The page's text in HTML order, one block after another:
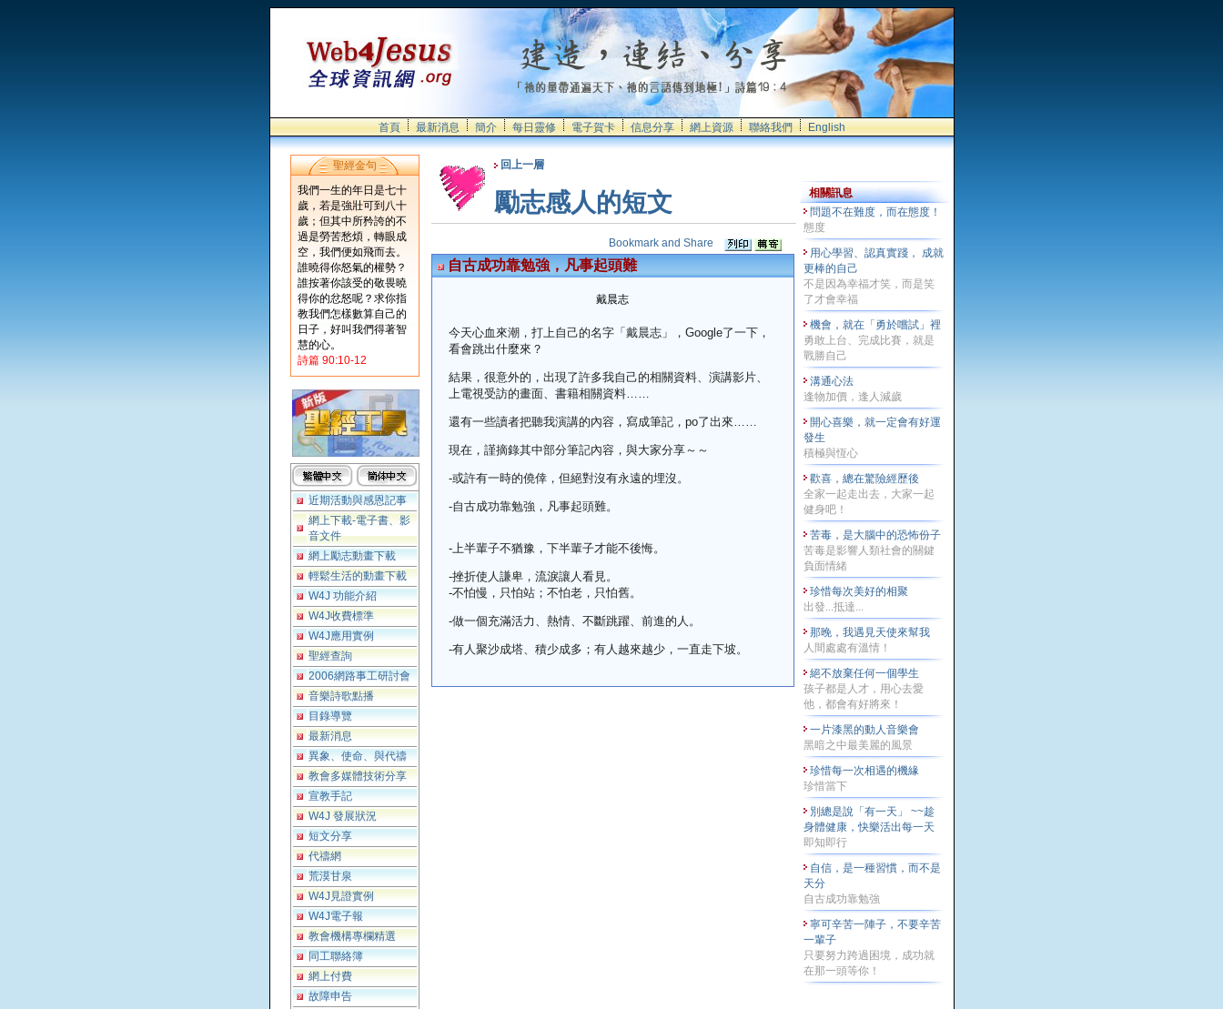
首頁 最新消息 簡介 每日靈修 電子賀卡 信息分享 網上資源 聯絡我們 English
聖經金句
我們一生的年日是七十
歲，若是強壯可到八十
歲；但其中所矜誇的不
過是勞苦愁煩，轉眼成
空，我們便如飛而去。
誰曉得你怒氣的權勢？
誰按著你該受的敬畏曉
得你的忿怒呢？求你指
教我們怎樣數算自己的
日子，好叫我們得著智
慧的心。
詩篇 90:10-12
近期活動與感恩記事
網上下載-電子書、影
音文件
網上勵志動畫下載
輕鬆生活的動畫下載
W4J 功能介紹
W4J收費標準
W4J應用實例
聖經查詢
2006網路事工研討會
音樂詩歌點播
目錄導覽
最新消息
異象、使命、與代禱
教會多媒體技術分享
宣教手記
W4J 發展狀況
短文分享
代禱網
荒漠甘泉
W4J見證實例
W4J電子報
教會機構專欄精選
同工聯絡簿
網上付費
故障申告
回上一層
勵志感人的短文
自古成功靠勉強，凡事起頭難
戴晨志
今天心血來潮，打上自己的名字「戴晨志」， Google了一下，
看會跳出什麼來？
結果，很意外的，出現了許多我自己的相關資料、演講影片、
上電視受訪的畫面、書籍相關資料……
還有一些讀者把聽我演講的內容，寫成筆記， po了出來……
現在，謹摘錄其中部分筆記內容，與大家分享～～
-或許有一時的僥倖，但絕對沒有永遠的埋沒。
-自古成功靠勉強，凡事起頭難。
-上半輩子不猶豫，下半輩子才能不後悔。
-挫折使人謙卑，流淚讓人看見。
-不怕慢，只怕站；不怕老，只怕舊。
-做一個充滿活力、熱情、不斷跳躍、前進的人。
-有人聚沙成塔、積少成多；有人越來越少，一直走下坡。
相關訊息
問題不在難度，而在態度！
態度
用心學習、認真實踐， 成就
更棒的自己
不是因為幸福才笑，而是笑
了才會幸福
機會，就在「勇於嚐試」裡
勇敢上台、完成比賽，就是
戰勝自己
溝通心法
逢物加價，逢人減歲
開心喜樂，就一定會有好運
發生
積極與恆心
歡喜，總在驚險經歷後
全家一起走出去，大家一起
健身吧！
苦毒，是大腦中的恐怖份子
苦毒是影響人類社會的關鍵
負面情緒
珍惜每次美好的相聚
出發...抵達...
那晚，我遇見天使來幫我
人間處處有溫情！
絕不放棄任何一個學生
孩子都是人才，用心去愛
他，都會有好將來！
一片漆黑的動人音樂會
黑暗之中最美麗的風景
珍惜每一次相遇的機緣
珍惜當下
別總是說「有一天」 ~~趁
身體健康，快樂活出每一天
即知即行
自信，是一種習慣，而不是
天分
自古成功靠勉強
寧可辛苦一陣子，不要辛苦
一輩子
只要努力跨過困境，成功就
在那一頭等你！